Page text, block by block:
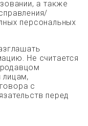
а также
персональных
Не считается
лицам,
с
перед